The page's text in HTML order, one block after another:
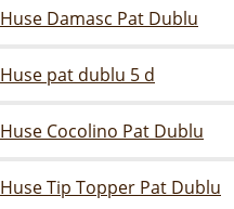
Huse Damasc Pat Dublu
Huse pat dublu 5 d
Huse Cocolino Pat Dublu
Huse Tip Topper Pat Dublu